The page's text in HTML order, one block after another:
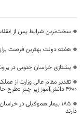
سخت‌ترین شرایط پس از
هفته دولت بهترین فرصت
یشتازی خراسان جنوبی در
تقدیر مقام عالی وزارت از
۴۶۰۰ دانش‌آموز زیر چتر «طرح حامی»
۱۸۵ بیمار هموفیلی در
دارند